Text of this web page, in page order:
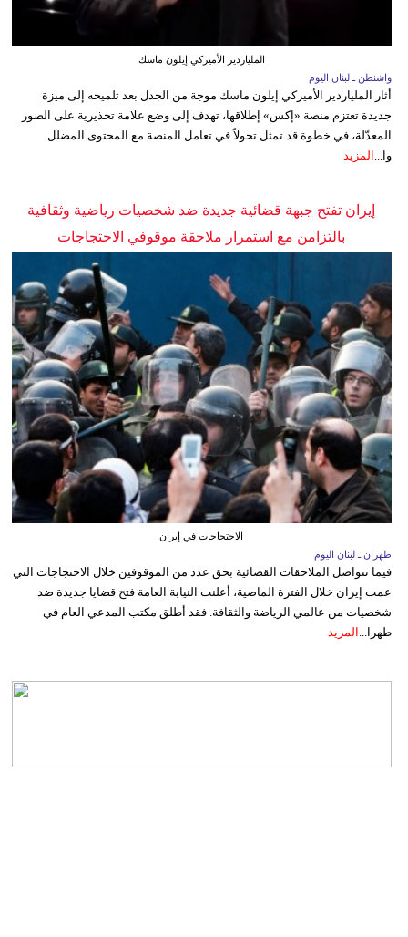
الملياردير الأميركي إيلون ماسك
واشنطن ـ لبنان اليوم
أثار الملياردير الأميركي إيلون ماسك موجة من الجدل بعد تلميحه إلى ميزة
جديدة تعتزم منصة «إكس» إطلاقها، تهدف إلى وضع علامة تحذيرية على الصور
المعدّلة، في خطوة قد تمثل تحولاً في تعامل المنصة مع المحتوى المضلل
وا... المزيد
إيران تفتح جبهة قضائية جديدة ضد شخصيات رياضية وثقافية
بالتزامن مع استمرار ملاحقة موقوفي الاحتجاجات
الاحتجاجات في إيران
طهران ـ لبنان اليوم
فيما تتواصل الملاحقات القضائية بحق عدد من الموقوفين خلال الاحتجاجات التي
عمت إيران خلال الفترة الماضية، أعلنت النيابة العامة فتح قضايا جديدة ضد
شخصيات من عالمي الرياضة والثقافة. فقد أطلق مكتب المدعي العام في
طهرا... المزيد